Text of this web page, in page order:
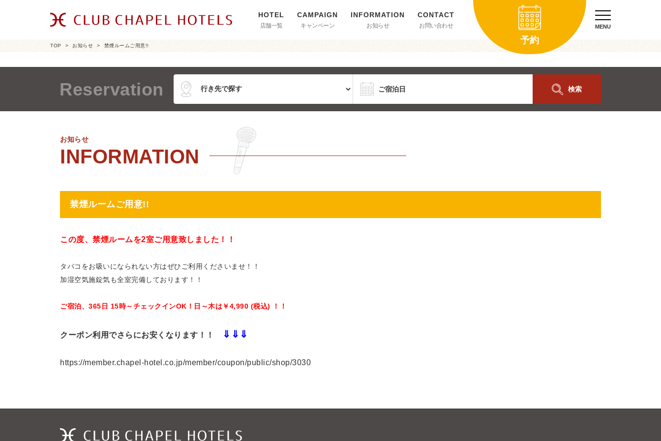
店舗一覧 キャンペーン お知らせ お問い合わせ
予約
MENU
TOP お知らせ 禁煙ルームご用意!!
Reservation 検索
お知らせ
禁煙ルームご用意!!
この度、禁煙ルームを2室ご用意致しました！！
タバコをお吸いになられない方はぜひご利用くださいませ！！
加湿空気施錠気も全室完備しております！！
ご宿泊、 365 日 15時～チェックインOK ！日～木は￥4,990 (税込) ！！
クーポン利用でさらにお安くなります！！ ⇓⇓⇓
https://member.chapel-hotel.co.jp/member/coupon/public/shop/3030